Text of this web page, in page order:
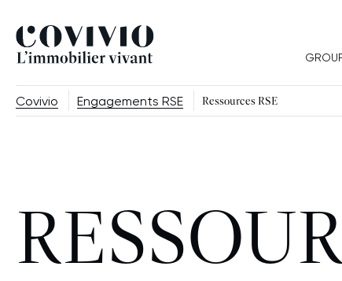
Covivio
Covivio Engagements RSE Ressources RSE